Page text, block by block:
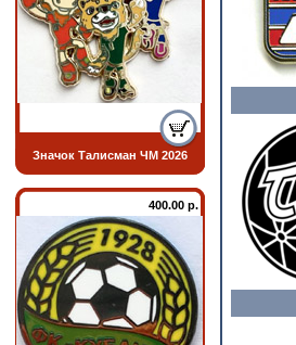
Значок Талисман ЧМ 2026
400.00 р.